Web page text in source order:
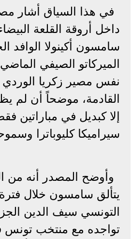
في هذا السياق أشار
داخل أروقة القلعة
سامسون أكينولا الوافد
الميركاتو الصيفي
نفس مصير زكريا الوردي
القادمة، موضحاً أن لم
إلا كبديل في مباراتين
سيراميكا كليوباترا
وأوضح المصدر أنه من
يتألق سامسون خلال
التونسي سيف الدين
تواجده مع منتخب تونس